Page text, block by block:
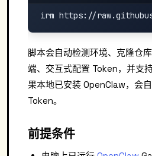
脚本会自动检测环境、克隆仓
端、交互式配置 Token，并支
果本地已安装 OpenClaw，会
Token。
前提条件